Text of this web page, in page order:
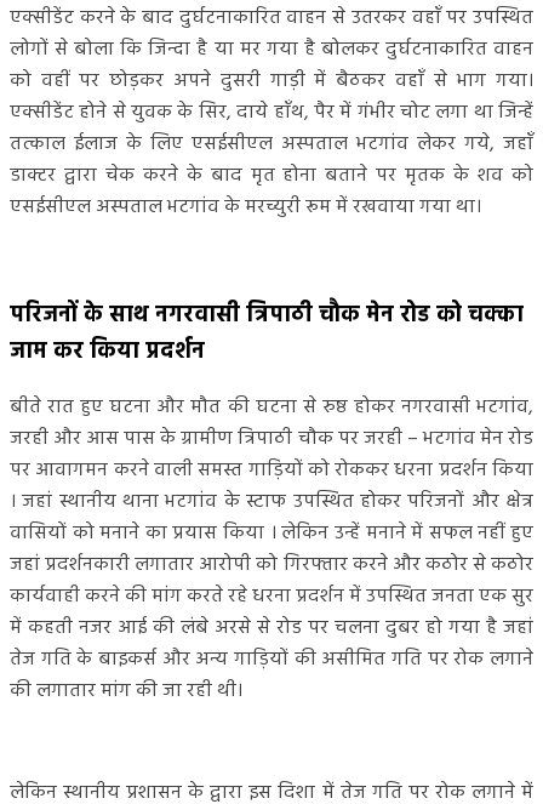
एक्सीडेंट करने के बाद दुर्घटनाकारित वाहन से उतरकर वहाँ पर उपस्थित
लोगों से बोला कि जिन्दा है या मर गया है बोलकर दुर्घटनाकारित वाहन
को वहीं पर छोड़कर अपने दुसरी गाड़ी में बैठकर वहाँ से भाग गया।
एक्सीडेंट होने से युवक के सिर, दाये हाँथ, पैर में गंभीर चोट लगा था जिन्हें
तत्काल ईलाज के लिए एसईसीएल अस्पताल भटगांव लेकर गये, जहाँ
डाक्टर द्वारा चेक करने के बाद मृत होना बताने पर मृतक के शव को
एसईसीएल अस्पताल भटगांव के मरच्युरी रूम में रखवाया गया था।
परिजनों के साथ नगरवासी त्रिपाठी चौक मेन रोड को चक्का
जाम कर किया प्रदर्शन
बीते रात हुए घटना और मौत की घटना से रुष्ठ होकर नगरवासी भटगांव,
जरही और आस पास के ग्रामीण त्रिपाठी चौक पर जरही – भटगांव मेन रोड
पर आवागमन करने वाली समस्त गाड़ियों को रोककर धरना प्रदर्शन किया
। जहां स्थानीय थाना भटगांव के स्टाफ उपस्थित होकर परिजनों और क्षेत्र
वासियों को मनाने का प्रयास किया । लेकिन उन्हें मनाने में सफल नहीं हुए
जहां प्रदर्शनकारी लगातार आरोपी को गिरफ्तार करने और कठोर से कठोर
कार्यवाही करने की मांग करते रहे धरना प्रदर्शन में उपस्थित जनता एक सुर
में कहती नजर आई की लंबे अरसे से रोड पर चलना दुबर हो गया है जहां
तेज गति के बाइकर्स और अन्य गाड़ियों की असीमित गति पर रोक लगाने
की लगातार मांग की जा रही थी।
लेकिन स्थानीय प्रशासन के द्वारा इस दिशा में तेज गति पर रोक लगाने में